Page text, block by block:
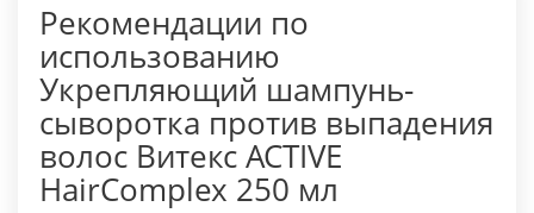
Рекомендации по
использованию
Укрепляющий шампунь-
сыворотка против выпадения
волос Витекс ACTIVE
HairComplex 250 мл